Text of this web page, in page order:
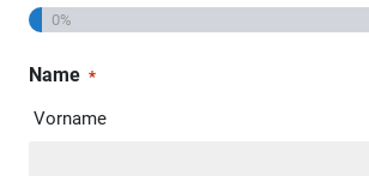
0%
Name *
Vorname